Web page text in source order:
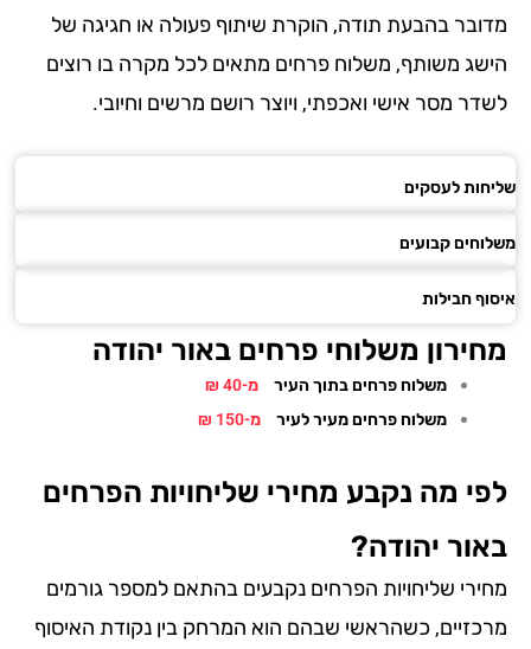
בהבעת תודה, הוקרת שיתוף פעולה או חגיגה של
משותף, משלוח פרחים מתאים לכל מקרה בו רוצים
מסר אישי ואכפתי, ויוצר רושם מרשים וחיובי.
לעסקים
קבועים
חבילות
משלוחי פרחים באור יהודה
משלוח פרחים בתוך העיר
מ-40 ₪
משלוח פרחים מעיר לעיר
מ-150 ₪
מה נקבע מחירי שליחויות הפרחים
יהודה?
שליחויות הפרחים נקבעים בהתאם למספר גורמים
כשהראשי שבהם הוא המרחק בין נקודת האיסוף